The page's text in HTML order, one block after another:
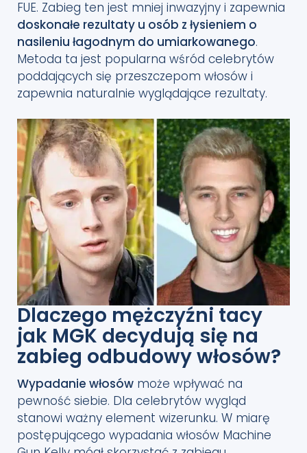
FUE. Zabieg ten jest mniej inwazyjny i zapewnia
doskonałe rezultaty u osób z łysieniem o
nasileniu łagodnym do umiarkowanego.
Metoda ta jest popularna wśród celebrytów
poddających się przeszczepom włosów i
zapewnia naturalnie wyglądające rezultaty.
Dlaczego mężczyźni tacy
jak MGK decydują się na
zabieg odbudowy włosów?
Wypadanie włosów może wpływać na
pewność siebie. Dla celebrytów wygląd
stanowi ważny element wizerunku. W miarę
postępującego wypadania włosów Machine